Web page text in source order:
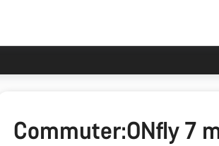
Commuter:ONfly 7